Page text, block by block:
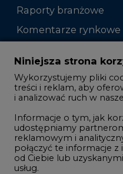
Raporty branżowe
Komentarze rynkowe
Zmiany kadrowe na
Studio CIRE
Rozmowy o
Gospodarka
Geopolityka
LTE450
Niniejsza strona
Wykorzystujemy pliki
treści i reklam, aby
i analizować ruch w
Informacje o tym, jak
udostępniamy
reklamowym i
połączyć te informacje
od Ciebie lub
usług.